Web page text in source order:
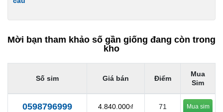
Mời bạn tham khảo số gần giống đang còn trong
kho
Số sim Giá bán Điểm
Mua
Sim
0598796999 4.840.000₫ 71 Mua sim